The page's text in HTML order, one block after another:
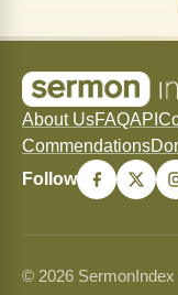
About UsFAQAPI
Commendations
Follow
© 2026